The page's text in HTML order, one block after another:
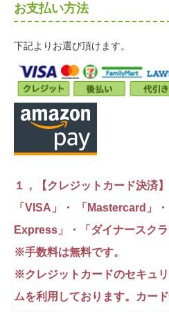
お支払い方法
下記よりお選び頂けます。
１，【クレジットカード決済】
「VISA」・ 「Mastercard」
Express」・「ダイナースクラ
※手数料は無料です。
※クレジットカードのセキュ
ムを利用しております。カー